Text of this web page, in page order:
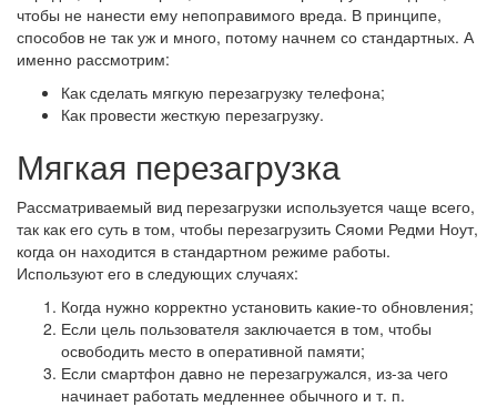
чтобы не нанести ему непоправимого вреда. В принципе,
способов не так уж и много, потому начнем со стандартных. А
именно рассмотрим:
Как сделать мягкую перезагрузку телефона;
Как провести жесткую перезагрузку.
Мягкая перезагрузка
Рассматриваемый вид перезагрузки используется чаще всего,
так как его суть в том, чтобы перезагрузить Сяоми Редми Ноут,
когда он находится в стандартном режиме работы.
Используют его в следующих случаях:
Когда нужно корректно установить какие-то обновления;
Если цель пользователя заключается в том, чтобы
освободить место в оперативной памяти;
Если смартфон давно не перезагружался, из-за чего
начинает работать медленнее обычного и т. п.